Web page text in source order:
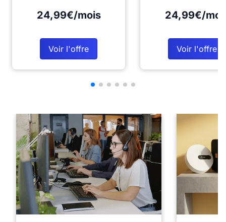
24,99€/mois
Voir l'offre
24,99€/
Voir l'offre